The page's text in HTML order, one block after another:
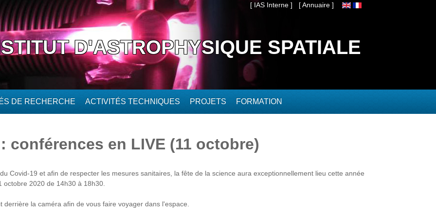
[ IAS Interne ] [ Annuaire ]
D'ASTROPHYSIQUE SPATIALE
DE RECHERCHE ACTIVITÉS TECHNIQUES PROJETS FORMATION
conférences en LIVE (11 octobre)
Covid-19 et afin de respecter les mesures sanitaires, la fête de la science aura exceptionnellement lieu cette année
octobre 2020 de 14h30 à 18h30.
derrière la caméra afin de vous faire voyager dans l'espace.